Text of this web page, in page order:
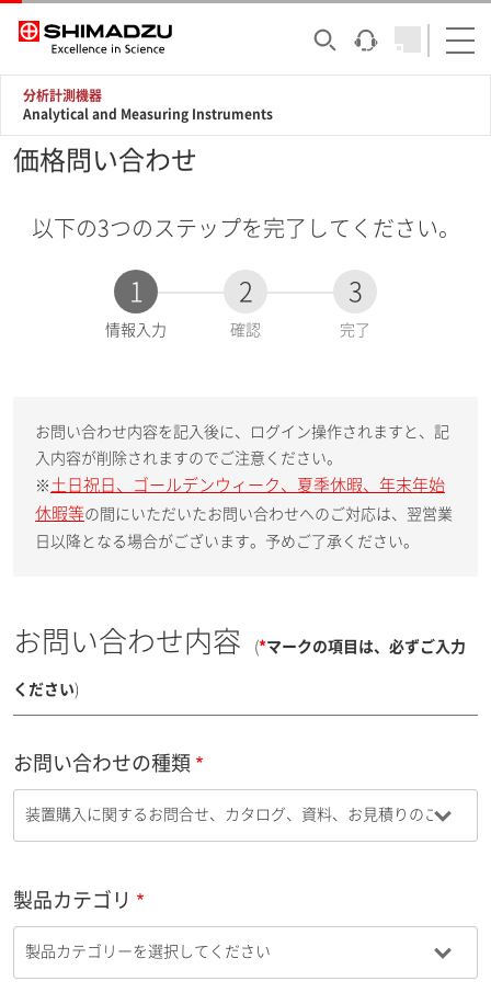
分析計測機器
Analytical and Measuring Instruments
価格問い合わせ
以下の3つのステップを完了してください。
1
現
情報入力
2
確認
3
完了
お問い合わせ内容を記入後に、ログイン操作されますと、記
入内容が削除されますのでご注意ください。
※ 土日祝日、ゴールデンウィーク、夏季休暇、年末年始
休暇等の間にいただいたお問い合わせへのご対応は、翌営業
日以降となる場合がございます。予めご了承ください。
お問い合わせ内容 (*マークの項目は、必ずご入力
ください)
お問い合わせの種類
製品カテゴリ